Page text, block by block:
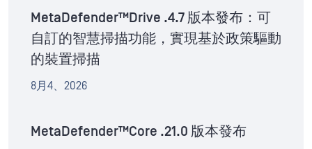
MetaDefender™Drive .4.7 版本發布：可
自訂的智慧掃描功能，實現基於政策驅動
的裝置掃描
8月4、2026
MetaDefender™Core .21.0 版本發布